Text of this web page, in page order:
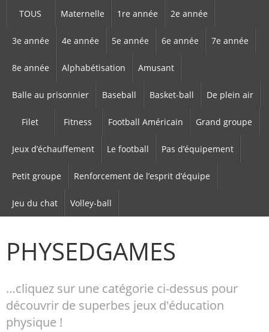
TOUS Maternelle 1re année 2e année
3e année 4e année 5e année 6e année 7e année
8e année Alphabétisation Amusant
Balle au prisonnier Baseball Basket-ball De plein air
Filet Fitness Football Américain Grand groupe
Jeux d’échauffement Le football Pas d’équipement
Petit groupe Renforcement de l’esprit d’équipe
Jeu du chat Volley-ball
PHYSEDGAMES
…cliquez sur une catégorie ci-dessus pour
découvrir de superbes jeux d'éducation
physique !